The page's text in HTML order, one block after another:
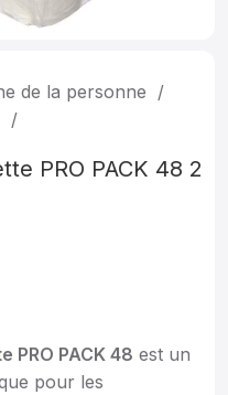
de la personne
PRO PACK 48 2
PRO PACK 48 est un
pour les